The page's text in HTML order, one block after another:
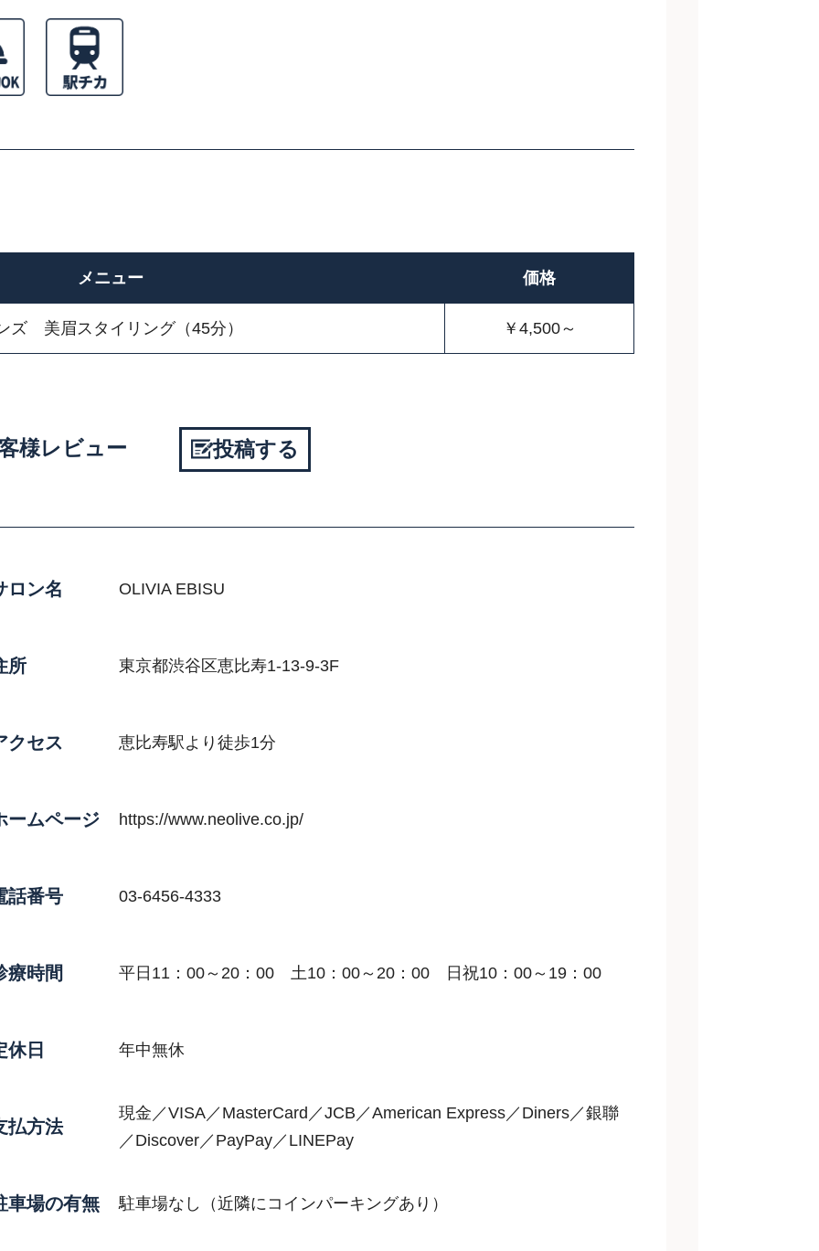
メニュー 価格
ズ 美眉スタイリング（45分） ￥4,500～
様レビュー 投稿する
ロン名 OLIVIA EBISU
所 東京都渋谷区恵比寿1-13-9-3F
クセス 恵比寿駅より徒歩1分
ームページ https://www.neolive.co.jp/
話番号 03-6456-4333
療時間 平日11：00～20：00 土10：00～20：00 日祝10：00～19：00
休日 年中無休
払方法
現金／VISA／MasterCard／JCB／American Express／Diners／銀聯
／Discover／PayPay／LINEPay
車場の有無 駐車場なし（近隣にコインパーキングあり）